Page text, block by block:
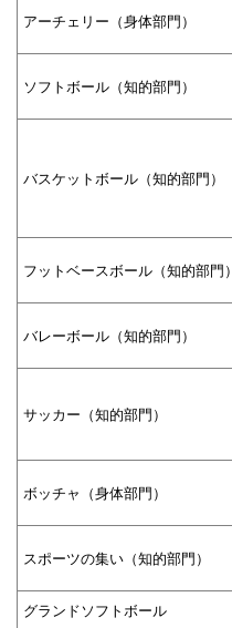
アーチェリー（身体部門）
ソフトボール（知的部門）
バスケットボール（知的部門）
フットベースボール（知的部門）
バレーボール（知的部門）
サッカー（知的部門）
ボッチャ（身体部門）
スポーツの集い（知的部門）
グランドソフトボール